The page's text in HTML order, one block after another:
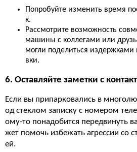
Попробуйте изменить время
к.
Рассмотрите возможность
машины с коллегами или
могли поделиться издержками
вки.
6. Оставляйте заметки с
Если вы припарковались в
од стеклом записку с номером
ому-то понадобится передвинуть
жет помочь избежать агрессии со
ей.